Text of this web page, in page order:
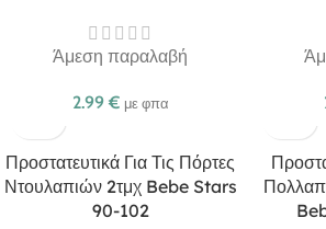
Άμεση παραλαβή
2.99 € με φπα
Προστατευτικά Για Τις Πόρτες
Ντουλαπιών 2τμχ Bebe Stars
90-102